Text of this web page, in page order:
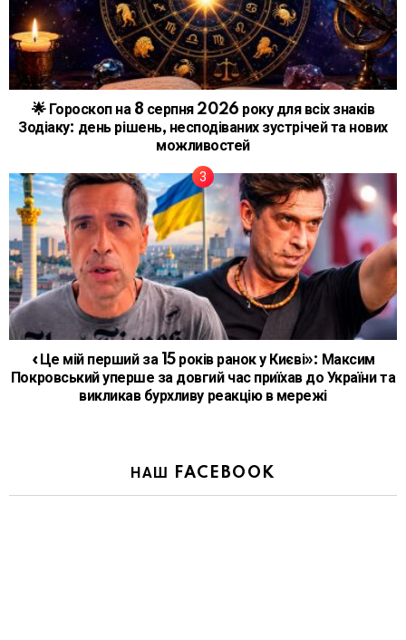
🌟 Гороскоп на 8 серпня 2026 року для всіх знаків
Зодіаку: день рішень, несподіваних зустрічей та нових
можливостей
«Це мій перший за 15 років ранок у Києві»: Максим
Покровський уперше за довгий час приїхав до України та
викликав бурхливу реакцію в мережі
НАШ FACEBOOK